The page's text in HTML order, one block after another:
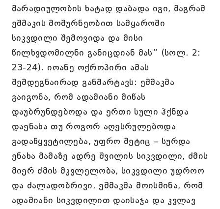
მარადიულობის ხატად დაბადა იგი, მაგრამ
ეშმაკის მოშურნეობით სამყაროში
სიკვდილი შემოვიდა და მისი
წილხვდომილნი განიცდიან მას“ (სოლ. 2:
23-24). იოანე ოქროპირი ამას
შემდეგნაირად განმარტავს: ეშმაკმა
გაიგონა, რომ ადამიანი მიწას
დაუბრუნდებოდა და ერთი სული ჰქნდა
დაენახა თუ როგორ აღესრულებოდა
გადაწყვეტილება, უფრო მეტიც – სურდა
ენახა მამაზე ადრე შვილის სიკვდილი, ძმის
მიერ ძმის მკვლელობა, სიკვდილი უდროო
და ძალადობრივი. ეშმაკმა მოისმინა, რომ
ადამიანი სიკვდილით დაისაჯა და კვლავ